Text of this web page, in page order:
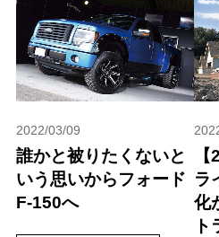
2022/03/09
誰かと被りたくないと
いう思いからフォード
F‐150へ
ラ
化